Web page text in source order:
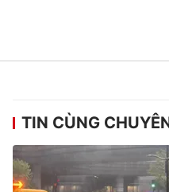
TIN CÙNG